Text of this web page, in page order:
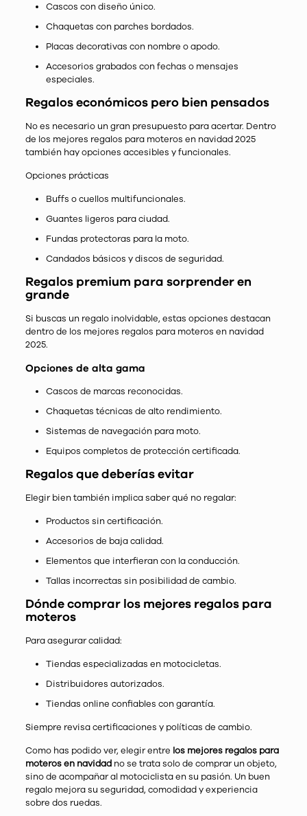
Cascos con diseño único.
Chaquetas con parches bordados.
Placas decorativas con nombre o apodo.
Accesorios grabados con fechas o mensajes
especiales.
Regalos económicos pero bien pensados
No es necesario un gran presupuesto para acertar. Dentro
de los mejores regalos para moteros en navidad 2025
también hay opciones accesibles y funcionales.
Opciones prácticas
Buffs o cuellos multifuncionales.
Guantes ligeros para ciudad.
Fundas protectoras para la moto.
Candados básicos y discos de seguridad.
Regalos premium para sorprender en
grande
Si buscas un regalo inolvidable, estas opciones destacan
dentro de los mejores regalos para moteros en navidad
2025.
Opciones de alta gama
Cascos de marcas reconocidas.
Chaquetas técnicas de alto rendimiento.
Sistemas de navegación para moto.
Equipos completos de protección certificada.
Regalos que deberías evitar
Elegir bien también implica saber qué no regalar:
Productos sin certificación.
Accesorios de baja calidad.
Elementos que interfieran con la conducción.
Tallas incorrectas sin posibilidad de cambio.
Dónde comprar los mejores regalos para
moteros
Para asegurar calidad:
Tiendas especializadas en motocicletas.
Distribuidores autorizados.
Tiendas online confiables con garantía.
Siempre revisa certificaciones y políticas de cambio.
Como has podido ver, elegir entre los mejores regalos para
moteros en navidad no se trata solo de comprar un objeto,
sino de acompañar al motociclista en su pasión. Un buen
regalo mejora su seguridad, comodidad y experiencia
sobre dos ruedas.